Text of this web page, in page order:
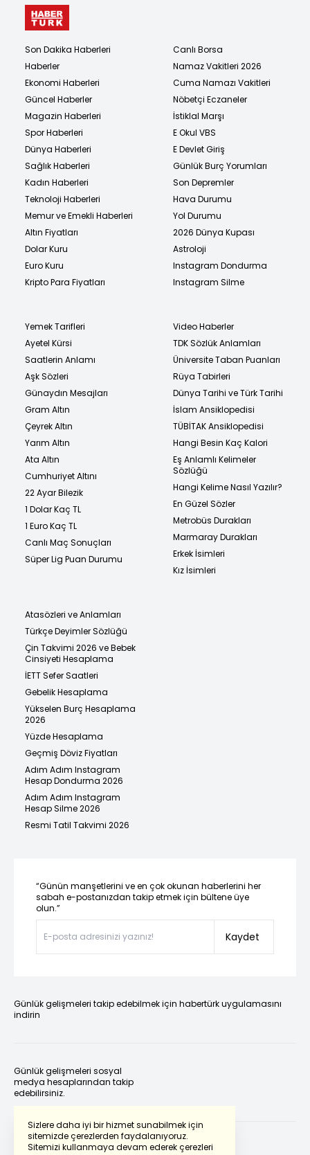
Sizlere daha iyi bir hizmet sunabilmek için
sitemizde çerezlerden faydalanıyoruz.
Sitemizi kullanmaya devam ederek çerezleri
Son Dakika Haberleri
Haberler
Ekonomi Haberleri
Güncel Haberler
Magazin Haberleri
Spor Haberleri
Dünya Haberleri
Sağlık Haberleri
Kadın Haberleri
Teknoloji Haberleri
Memur ve Emekli Haberleri
Altın Fiyatları
Dolar Kuru
Euro Kuru
Kripto Para Fiyatları
Canlı Borsa
Namaz Vakitleri 2026
Cuma Namazı Vakitleri
Nöbetçi Eczaneler
İstiklal Marşı
E Okul VBS
E Devlet Giriş
Günlük Burç Yorumları
Son Depremler
Hava Durumu
Yol Durumu
2026 Dünya Kupası
Astroloji
Instagram Dondurma
Instagram Silme
Yemek Tarifleri
Ayetel Kürsi
Saatlerin Anlamı
Aşk Sözleri
Günaydın Mesajları
Gram Altın
Çeyrek Altın
Yarım Altın
Ata Altın
Cumhuriyet Altını
22 Ayar Bilezik
1 Dolar Kaç TL
1 Euro Kaç TL
Canlı Maç Sonuçları
Süper Lig Puan Durumu
Video Haberler
TDK Sözlük Anlamları
Üniversite Taban Puanları
Rüya Tabirleri
Dünya Tarihi ve Türk Tarihi
İslam Ansiklopedisi
TÜBİTAK Ansiklopedisi
Hangi Besin Kaç Kalori
Eş Anlamlı Kelimeler
Sözlüğü
Hangi Kelime Nasıl Yazılır?
En Güzel Sözler
Metrobüs Durakları
Marmaray Durakları
Erkek İsimleri
Kız İsimleri
Atasözleri ve Anlamları
Türkçe Deyimler Sözlüğü
Çin Takvimi 2026 ve Bebek
Cinsiyeti Hesaplama
İETT Sefer Saatleri
Gebelik Hesaplama
Yükselen Burç Hesaplama
2026
Yüzde Hesaplama
Geçmiş Döviz Fiyatları
Adım Adım Instagram
Hesap Dondurma 2026
Adım Adım Instagram
Hesap Silme 2026
Resmi Tatil Takvimi 2026
“Günün manşetlerini ve en çok okunan haberlerini her
sabah e-postanızdan takip etmek için bültene üye
olun.”
Kaydet
Günlük gelişmeleri takip edebilmek için habertürk uygulamasını
indirin
Günlük gelişmeleri sosyal
medya hesaplarından takip
edebilirsiniz.